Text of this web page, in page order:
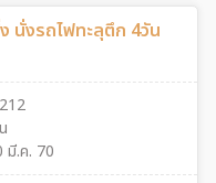
นั่งรถไฟทะลุตึก 4วัน
มี.ค. 70